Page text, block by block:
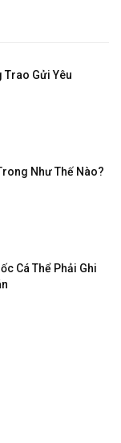
Trao Gửi Yêu
Như Thế Nào?
Cá Thể Phải Ghi